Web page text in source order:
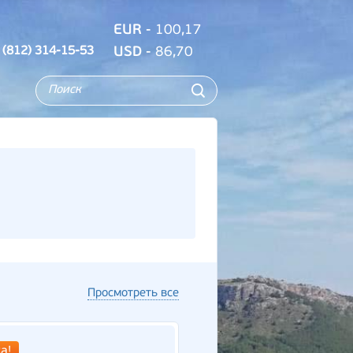
(812) 314-15-53
EUR - 100,17
USD - 86,70
Просмотреть все